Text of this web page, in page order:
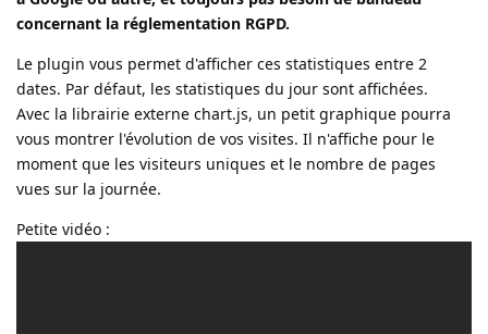
concernant la réglementation RGPD.
Le plugin vous permet d'afficher ces statistiques entre 2
dates. Par défaut, les statistiques du jour sont affichées.
Avec la librairie externe chart.js, un petit graphique pourra
vous montrer l'évolution de vos visites. Il n'affiche pour le
moment que les visiteurs uniques et le nombre de pages
vues sur la journée.
Petite vidéo :